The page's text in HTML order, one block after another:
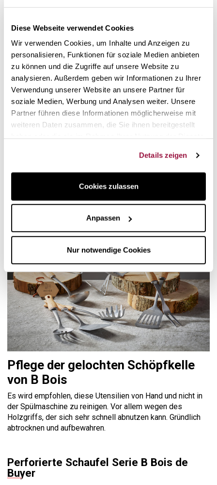
Diese Webseite verwendet Cookies
Wir verwenden Cookies, um Inhalte und Anzeigen zu
personalisieren, Funktionen für soziale Medien anbieten
zu können und die Zugriffe auf unsere Website zu
analysieren. Außerdem geben wir Informationen zu Ihrer
Verwendung unserer Website an unsere Partner für
soziale Medien, Werbung und Analysen weiter. Unsere
Partner führen diese Informationen möglicherweise mit
weiteren Daten zusammen, die Sie ihnen bereitgestellt
Details zeigen
Cookies zulassen
Anpassen
Nur notwendige Cookies
Buchenholzgriff
Öko-zertifizierter Holzgriff
Geringes Gewicht: nur 101 Gramm
Edelstahl mit Vintage-Finish
Robustes und zeitloses Design
Rustikal anmutende Utensilien, die
ideal zu Ihren Eisen- oder
Stahlbratpfannen passen.
Küche einen warmen und traditionellen Touch. Die Utensilien
Buchenholzsind ideal, um Ihre Eisen- oder Stahlpfannen
Die gelochte Schöpfkelle ermöglicht es Ihnen, Speisen, aus
denen Sie überschüssiges Wasser oder Saft entfernen
möchten, direkt zu servieren und zu kochen.
Pflege der gelochten Schöpfkelle
von B Bois
Es wird empfohlen, diese Utensilien von Hand und nicht in
der Spülmaschine zu reinigen. Vor allem wegen des
Holzgriffs, der sich sehr schnell abnutzen kann. Gründlich
abtrocknen und aufbewahren.
Perforierte Schaufel Serie B Bois de
Buyer